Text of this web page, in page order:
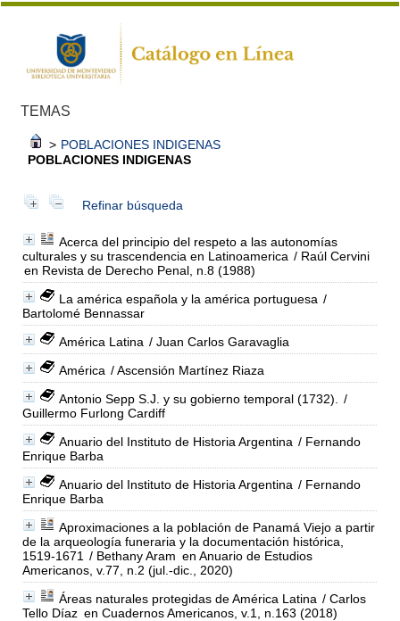
TEMAS
> POBLACIONES INDIGENAS
POBLACIONES INDIGENAS
Refinar búsqueda
Acerca del principio del respeto a las autonomías
culturales y su trascendencia en Latinoamerica / Raúl Cervini
en Revista de Derecho Penal, n.8 (1988)
La américa española y la américa portuguesa /
Bartolomé Bennassar
América Latina / Juan Carlos Garavaglia
América / Ascensión Martínez Riaza
Antonio Sepp S.J. y su gobierno temporal (1732).
/
Guillermo Furlong Cardiff
Anuario del Instituto de Historia Argentina / Fernando
Enrique Barba
Anuario del Instituto de Historia Argentina / Fernando
Enrique Barba
Aproximaciones a la población de Panamá Viejo a partir
de la arqueología funeraria y la documentación histórica,
1519-1671 / Bethany Aram en Anuario de Estudios
Americanos, v.77, n.2 (jul.-dic., 2020)
Áreas naturales protegidas de América Latina / Carlos
Tello Díaz en Cuadernos Americanos, v.1, n.163 (2018)